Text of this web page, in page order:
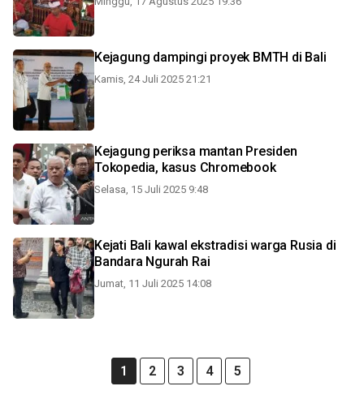
Kejagung dampingi proyek BMTH di Bali
Kamis, 24 Juli 2025 21:21
Kejagung periksa mantan Presiden
Tokopedia, kasus Chromebook
Selasa, 15 Juli 2025 9:48
Kejati Bali kawal ekstradisi warga Rusia di
Bandara Ngurah Rai
Jumat, 11 Juli 2025 14:08
1 2 3 4 5